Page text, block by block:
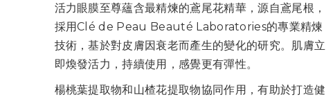
活力眼膜至尊蘊含最精煉的鳶尾花精華，源自鳶尾根，
採用Clé de Peau Beauté Laboratories的專業精煉
技術，基於對皮膚因衰老而產生的變化的研究。肌膚立
即煥發活力，持續使用，感覺更有彈性。
楊桃葉提取物和山楂花提取物協同作用，有助於打造健